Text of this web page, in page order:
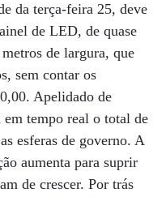
da terça-feira 25, deve
de LED, de quase
de largura, que
sem contar os
Apelidado de
tempo real o total de
esferas de governo. A
aumenta para suprir
de crescer. Por trás